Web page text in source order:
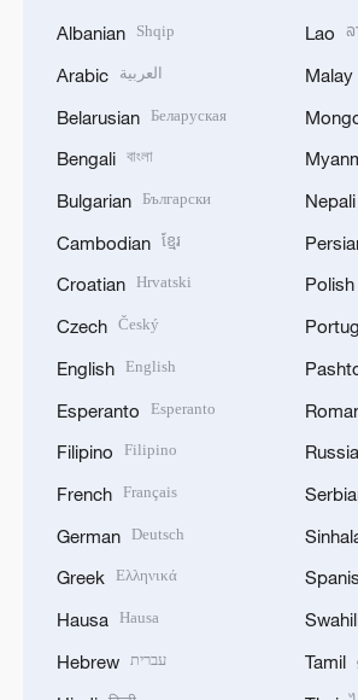
Albanian Shqip
Arabic العربية
Belarusian Беларуская
Bengali বাংলা
Bulgarian Български
Cambodian ខ្មែរ
Croatian Hrvatski
Czech Český
English English
Esperanto Esperanto
Filipino Filipino
French Français
German Deutsch
Greek Ελληνικά
Hausa Hausa
Hebrew עברית
Lao ລ
Malay
Nepali
Polish
Tamil